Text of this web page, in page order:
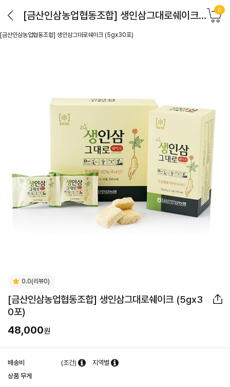
[금산인삼농업협동조합] 생인삼그대로쉐이크 (5gx30포) 0
[금산인삼농업협동조합] 생인삼그대로쉐이크 (5gx30포)
0.0(리뷰0)
[금산인삼농업협동조합] 생인삼그대로쉐이크 (5gx3
0포)
48,000원
배송비 (조건)
지역별
상품 무게